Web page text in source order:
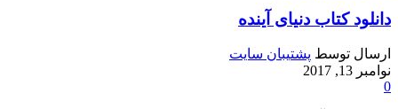
دانلود کتاب دنیای آینده
ارسال توسط پشتیبان سایت
نوامبر 13, 2017
0